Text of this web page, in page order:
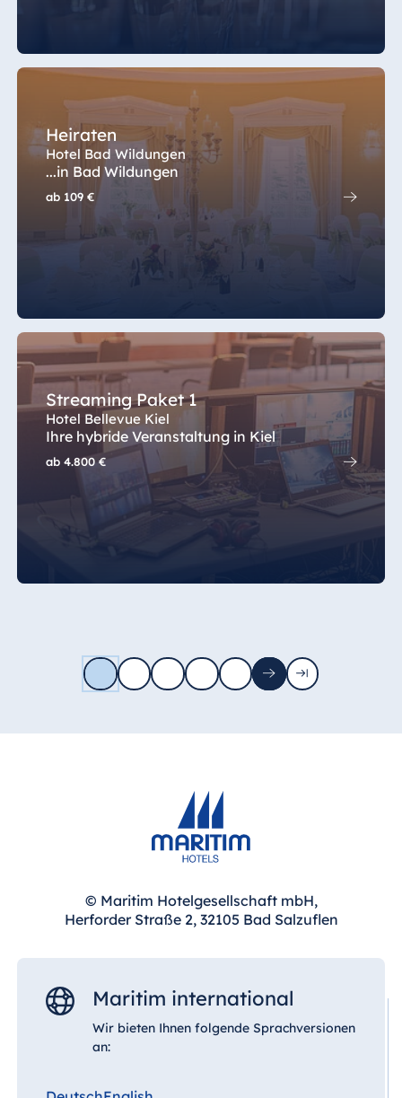
Heiraten
Hotel Bad Wildungen
...in Bad Wildungen
ab109 €
Streaming Paket 1
Hotel Bellevue Kiel
Ihre hybride Veranstaltung in Kiel
ab4.800 €
Nächste
Seite
Letzte
Seite
© Maritim Hotelgesellschaft mbH,
Herforder Straße 2, 32105 Bad Salzuflen
Maritim international
Wir bieten Ihnen folgende Sprachversionen
an: